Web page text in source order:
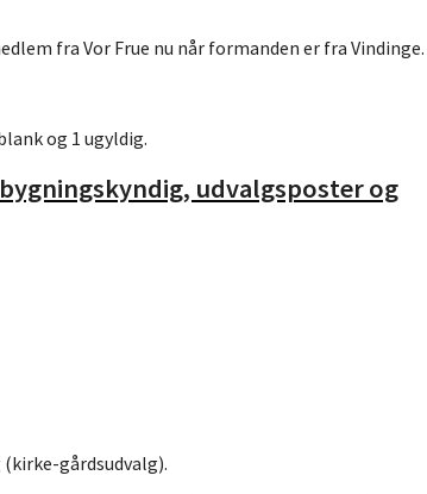
fra Vor Frue nu når formanden er fra Vindinge.
og 1 ugyldig.
udvalgsposter og
gårdsudvalg).